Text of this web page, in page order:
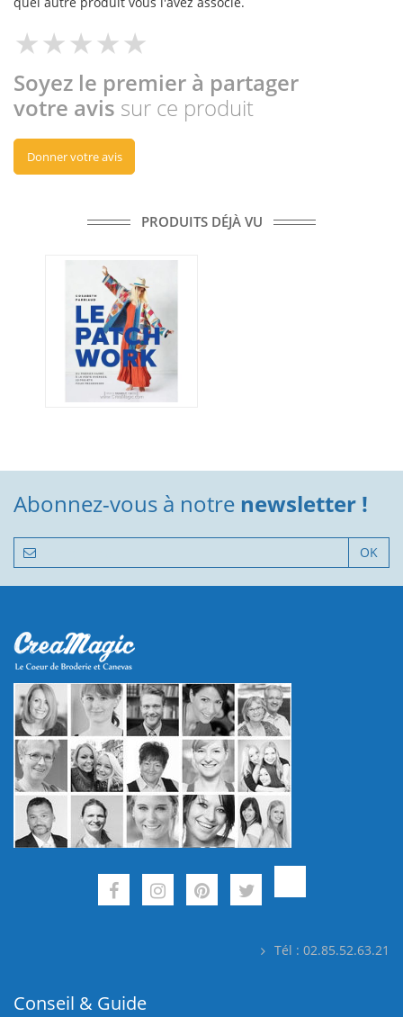
Soyez le premier à partager
votre avis sur ce produit
Donner votre avis
PRODUITS DÉJÀ VU
Abonnez-vous à notre newsletter !
OK
Tél : 02.85.52.63.21
Conseil & Guide